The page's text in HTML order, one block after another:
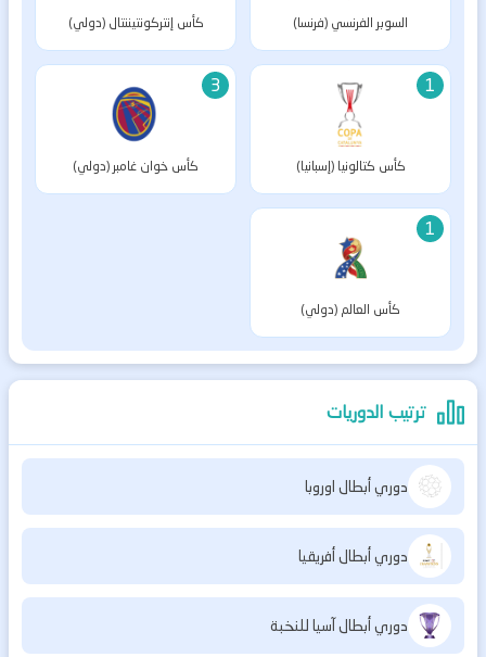
السوبر الفرنسي (فرنسا) كأس إنتركونتيننتال (دولي)
1
كأس كتالونيا (إسبانيا)
3
كأس خوان غامبر (دولي)
1
كأس العالم (دولي)
ترتيب الدوريات
دوري أبطال اوروبا
دوري أبطال أفريقيا
دوري أبطال آسيا للنخبة